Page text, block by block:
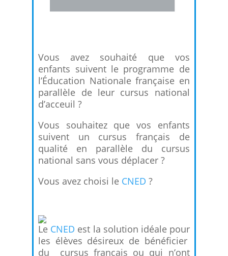
Vous avez souhaité que vos
enfants suivent le programme de
l’Éducation Nationale française en
parallèle de leur cursus national
d’acceuil ?
Vous souhaitez que vos enfants
suivent un cursus français de
qualité en parallèle du cursus
national sans vous déplacer ?
Vous avez choisi le CNED ?
Le CNED est la solution idéale pour
les élèves désireux de bénéficier
du cursus français ou qui n’ont